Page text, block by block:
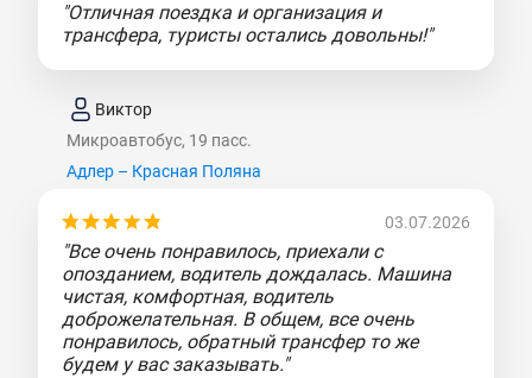
"Отличная поездка и организация и
трансфера, туристы остались довольны!"
Виктор
Микроавтобус, 19 пасс.
Адлер – Красная Поляна
03.07.2026
"Все очень понравилось, приехали с
опозданием, водитель дождалась. Машина
чистая, комфортная, водитель
доброжелательная. В общем, все очень
понравилось, обратный трансфер то же
будем у вас заказывать."